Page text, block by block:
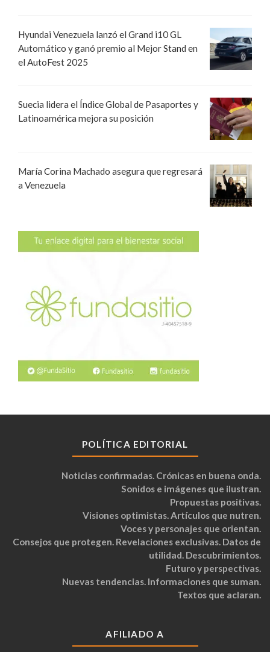
Hyundai Venezuela lanzó el Grand i10 GL
Automático y ganó premio al Mejor Stand en
el AutoFest 2025
Suecia lidera el Índice Global de Pasaportes y
Latinoamérica mejora su posición
María Corina Machado asegura que regresará
a Venezuela
POLÍTICA EDITORIAL
Noticias confirmadas. Crónicas en buena onda.
Sonidos e imágenes que ilustran.
Propuestas positivas.
Visiones optimistas. Artículos que nutren.
Voces y personajes que orientan.
Consejos que protegen. Revelaciones exclusivas. Datos de
utilidad. Descubrimientos.
Futuro y perspectivas.
Nuevas tendencias. Informaciones que suman.
Textos que aclaran.
AFILIADO A